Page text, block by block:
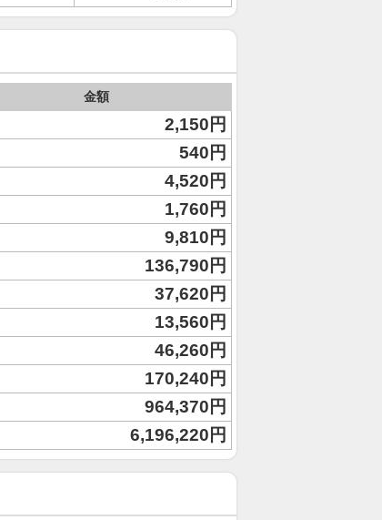
金額
2,150円
540円
4,520円
1,760円
9,810円
136,790円
37,620円
13,560円
46,260円
170,240円
964,370円
6,196,220円